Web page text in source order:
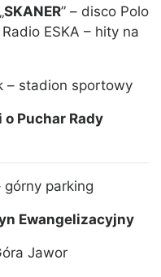
SKANER” – disco Polo
Radio ESKA – hity na
– stadion sportowy
o Puchar Rady
parking
Ewangelizacyjny
Jawor